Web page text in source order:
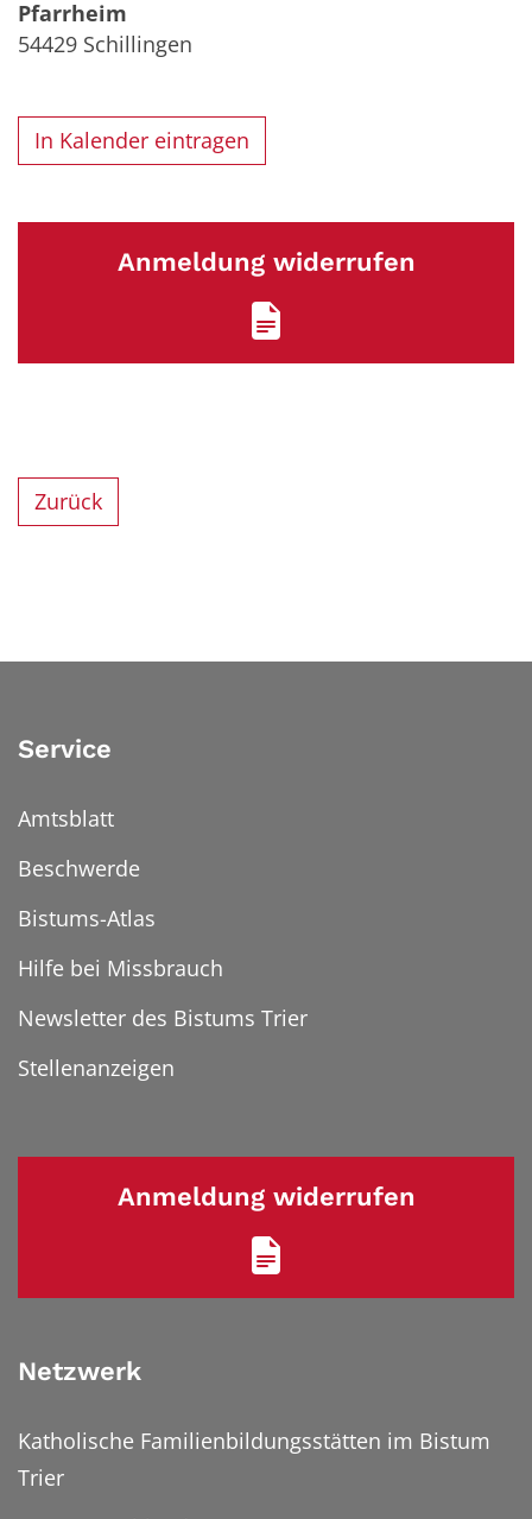
Pfarrheim
54429 Schillingen
In Kalender eintragen
Anmeldung widerrufen
Zurück
Service
Amtsblatt
Beschwerde
Bistums-Atlas
Hilfe bei Missbrauch
Newsletter des Bistums Trier
Stellenanzeigen
Anmeldung widerrufen
Netzwerk
Katholische Familienbildungsstätten im Bistum
Trier